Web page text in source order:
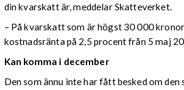
din kvarskatt är, meddelar Skatteverket.
– På kvarskatt som är högst 30 000
kostnadsränta på 2,5 procent från 5 maj
Kan komma i december
Den som ännu inte har fått besked om